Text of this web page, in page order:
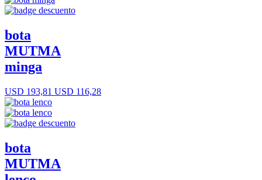
bota
MUTMA
minga
USD 193,81 USD 116,28
bota
MUTMA